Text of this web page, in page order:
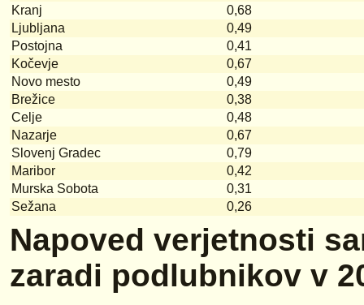
Kranj
0,68
Ljubljana
0,49
Postojna
0,41
Kočevje
0,67
Novo mesto
0,49
Brežice
0,38
Celje
0,48
Nazarje
0,67
Slovenj Gradec
0,79
Maribor
0,42
Murska Sobota
0,31
Sežana
0,26
Napoved verjetnosti
zaradi podlubnikov v